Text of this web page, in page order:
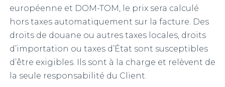
européenne et DOM-TOM, le prix sera calculé
hors taxes automatiquement sur la facture. Des
droits de douane ou autres taxes locales, droits
d’importation ou taxes d’État sont susceptibles
d’être exigibles. Ils sont à la charge et relèvent de
la seule responsabilité du Client.